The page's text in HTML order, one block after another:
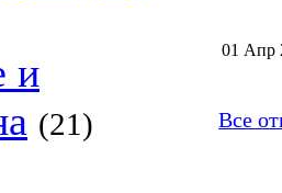
и
(21)
01 Апр
Все